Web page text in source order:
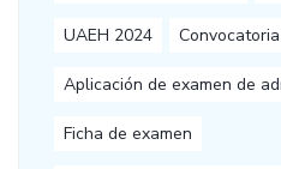
UAEH 2024
Aplicación de examen de
Ficha de examen